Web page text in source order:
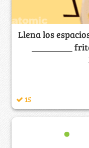
Llena los
_________
15